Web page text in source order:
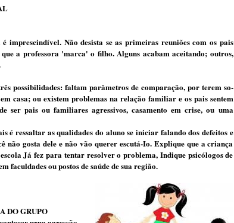
imprescindível. Não desista se as primeiras reuniões com os pais
a professora 'marca' o filho. Alguns aca­bam aceitando; outros,
possibilidades: faltam parâ­metros de comparação, por terem so­
casa; ou existem problemas na re­lação familiar e os pais sentem
ser pais ou familiares agressivos, casamento em crise, ou uma
é ressaltar as quali­dades do aluno se iniciar falando dos defeitos e
não gosta dele e não vão querer escutá-Io. Explique que a criança
Já fez para tentar re­solver o problema, Indique psicólogos de
faculdades ou postos de saú­de de sua região.
DO GRUPO